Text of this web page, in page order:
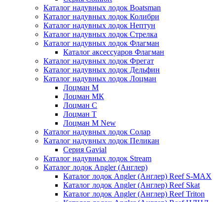
Каталог надувных лодок Boatsman
Каталог надувных лодок Колибри
Каталог надувных лодок Нептун
Каталог надувных лодок Стрелка
Каталог надувных лодок Флагман
Каталог аксессуаров Флагман
Каталог надувных лодок Фрегат
Каталог надувных лодок Дельфин
Каталог надувных лодок Лоцман
Лоцман М
Лоцман МК
Лоцман С
Лоцман Т
Лоцман М New
Каталог надувных лодок Солар
Каталог надувных лодок Пеликан
Серия Gavial
Каталог надувных лодок Stream
Каталог лодок Angler (Англер)
Каталог лодок Angler (Англер) Reef S-MAX
Каталог лодок Angler (Англер) Reef Skat
Каталог лодок Angler (Англер) Reef Triton